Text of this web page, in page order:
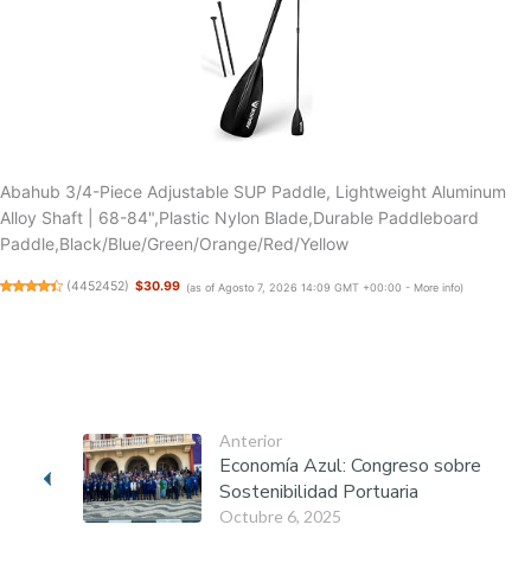
Abahub 3/4-Piece Adjustable SUP Paddle, Lightweight Aluminum
Alloy Shaft | 68-84",Plastic Nylon Blade,Durable Paddleboard
Paddle,Black/Blue/Green/Orange/Red/Yellow
(4452452) $30.99 (as of Agosto 7, 2026 14:09 GMT +00:00 - More info)
Anterior
Octubre 6, 2025
Economía Azul: Congreso sobre
Sostenibilidad Portuaria